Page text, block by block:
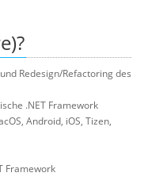
Redesign/Refactoring des
.NET Framework
Android, iOS, Tizen,
Framework